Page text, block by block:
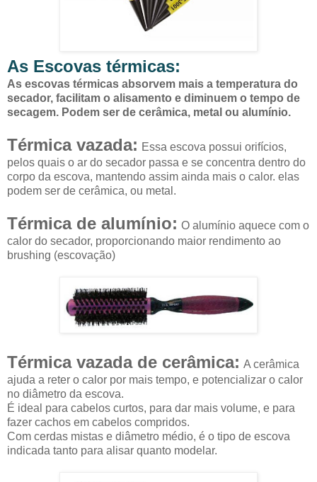
As Escovas térmicas:
As escovas térmicas absorvem mais a temperatura do
secador, facilitam o alisamento e diminuem o tempo de
secagem. Podem ser de cerâmica, metal ou alumínio.
Térmica vazada: Essa escova possui orifícios,
pelos quais o ar do secador passa e se concentra dentro do
corpo da escova, mantendo assim ainda mais o calor. elas
podem ser de cerâmica, ou metal.
Térmica de alumínio: O alumínio aquece com o
calor do secador, proporcionando maior rendimento ao
brushing (escovação)
Térmica vazada de cerâmica: A cerâmica
ajuda a reter o calor por mais tempo, e potencializar o calor
no diâmetro da escova.
É ideal para cabelos curtos, para dar mais volume, e para
fazer cachos em cabelos compridos.
Com cerdas mistas e diâmetro médio, é o tipo de escova
indicada tanto para alisar quanto modelar.